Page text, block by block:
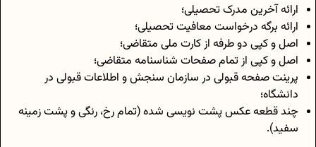
ارائه آخرین مدرک تحصیلی؛
ارائه برگه درخواست معافیت تحصیلی؛
اصل و کپی دو طرفه از کارت ملی متقاضی؛
اصل و کپی از تمام صفحات شناسنامه متقاضی؛
پرینت صفحه قبولی در سازمان سنجش و اطلاعات قبولی در
دانشگاه؛
چند قطعه عکس پشت نویسی شده (تمام رخ، رنگی و پشت زمینه
سفید).